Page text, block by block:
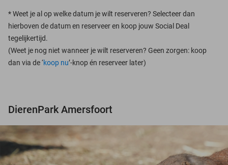
*Weet je al op welke datum je wilt reserveren? Selecteer dan
hierboven de datum en reserveer en koop jouw Social Deal
tegelijkertijd.
(Weet je nog niet wanneer je wilt reserveren? Geen zorgen: koop
dan via de ‘koop nu’-knop én reserveer later)
DierenPark Amersfoort